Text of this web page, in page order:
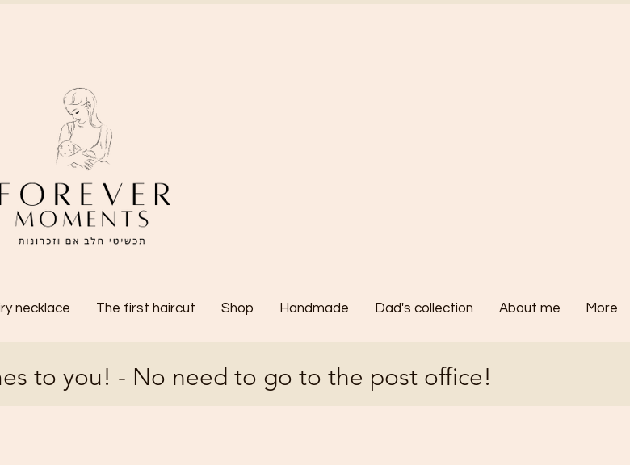
necklace The first haircut Shop Handmade Dad's collection About me More
to you! - No need to go to the post office!